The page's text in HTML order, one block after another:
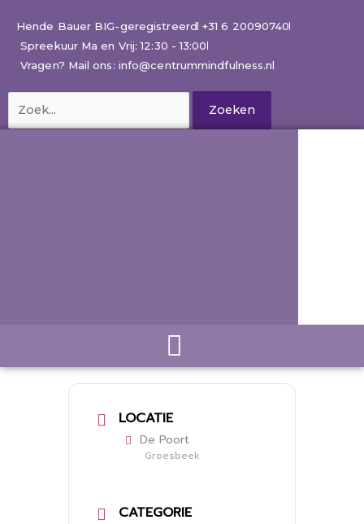
naar
inhoud
Hende Bauer BIG-geregistreerd +31 6 20090740
Spreekuur Ma en Vrij: 12:30 - 13:00
Vragen? Mail ons: info@centrummindfulness.nl
naar:
LOCATIE
De Poort
Groesbeek
CATEGORIE